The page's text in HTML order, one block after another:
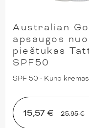
Australian
apsaugos
pieštukas
SPF50
SPF 50 · Kūno kremas
15,57 € 25.95 €